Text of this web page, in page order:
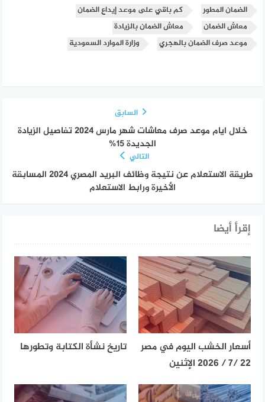
الضمان المطور
كم باقي على موعد إيداع الضمان
معاش الضمان
معاش الضمان بالزيادة
موعد صرف الضمان بالهجري
وزارة الموارد السعودية
السابق
خلال ايام موعد صرف معاشات شهر مارس 2024 تفاصيل الزيادة
الجديدة 15%
التالي
طريقة الاستعلام عن نتيجة وظائف البريد المصري 2024 المسابقة
الأخيرة ورابط الاستعلام
إقرأ أيضا
أسعار الخشب اليوم في مصر
22 /7 / 2026 الإثنين
تاريخ نشأة الكتابة وتطورها